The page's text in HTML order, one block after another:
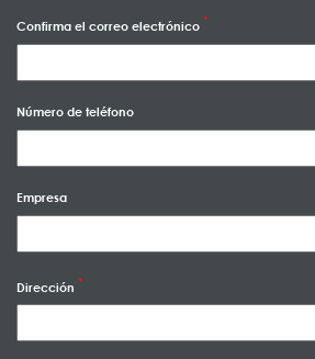
Confirma el correo electrónico
Número de teléfono
Empresa
Dirección